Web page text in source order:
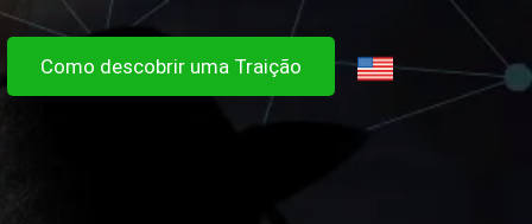
Como descobrir uma Traição